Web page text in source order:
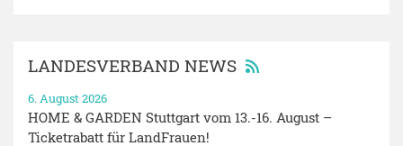
LANDESVERBAND NEWS
HOME & GARDEN Stuttgart vom 13.-16. August –
Ticketrabatt für LandFrauen!
6. August 2026